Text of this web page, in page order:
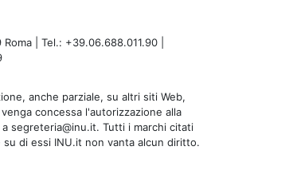
| Tel.: +39.06.688.011.90 |
anche parziale, su altri siti Web,
concessa l'autorizzazione alla
segreteria@inu.it. Tutti i marchi citati
di essi INU.it non vanta alcun diritto.